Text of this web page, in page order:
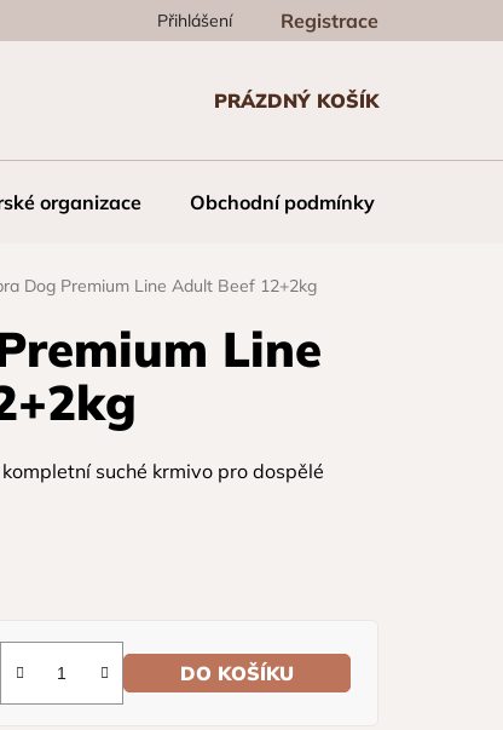
Přihlášení Registrace
KOŠÍK
PRÁZDNÝ KOŠÍK
organizace Obchodní podmínky
Dog Premium Line Adult Beef 12+2kg
Line
suché krmivo pro dospělé
DO KOŠÍKU